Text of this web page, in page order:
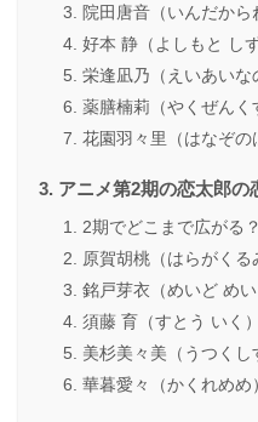
院田唐音（いんだから
好本 静（よしもと し
栄逢凪乃（えいあいな
薬膳楠莉（やくぜんく
花園羽々里（はなぞの
アニメ第2期の恋太郎の
2期でどこまで広がる
原賀胡桃（はらがくる
銘戸芽衣（めいど めい
須藤 育（すとう いく
美杉美々美（うつくし
華暮愛々（かくれめめ